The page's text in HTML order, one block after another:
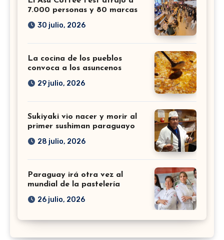
7.000 personas y 80 marcas
30 julio, 2026
La cocina de los pueblos
convoca a los asuncenos
29 julio, 2026
Sukiyaki vio nacer y morir al
primer sushiman paraguayo
28 julio, 2026
Paraguay irá otra vez al
mundial de la pastelería
26 julio, 2026